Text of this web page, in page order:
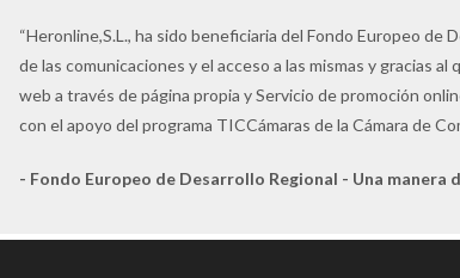
“Heronline,S.L., ha sido beneficiaria del Fondo Europeo
de las comunicaciones y el acceso a las mismas y gracias
web a través de página propia y Servicio de promoción
con el apoyo del programa TICCámaras de la Cámara de
- Fondo Europeo de Desarrollo Regional - Una manera